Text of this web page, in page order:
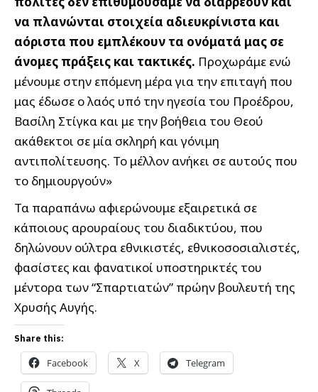
να πλανώνται στοιχεία αδιευκρίνιστα και
αόριστα που εμπλέκουν τα ονόματά μας σε
άνομες πράξεις και τακτικές. Προχωράμε ενώ
μένουμε στην επόμενη μέρα για την επιταγή που
μας έδωσε ο λαός υπό την ηγεσία του Προέδρου,
Βασίλη Στίγκα και με την βοήθεια του Θεού
ακάθεκτοι σε μία σκληρή και γόνιμη
αντιπολίτευσης. Το μέλλον ανήκει σε αυτούς που
το δημιουργούν»
Τα παραπάνω αφιερώνουμε εξαιρετικά σε
κάποιους αρουραίους του διαδικτύου, που
δηλώνουν ούλτρα εθνικιστές, εθνικοσοσιαλιστές,
φασίστες και φανατικοί υποστηρικτές του
μέντορα των “Σπαρτιατών” πρώην βουλευτή της
Χρυσής Αυγής.
Share this:
Facebook X Telegram